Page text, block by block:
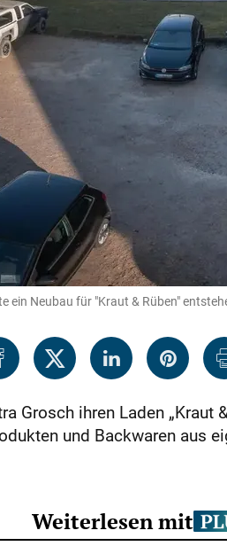
Neubau für "Kraut & Rüben"
Grosch ihren Laden „Kraut
und Backwaren aus